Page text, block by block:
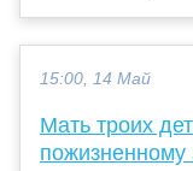
15:00, 14 Май
Мать троих